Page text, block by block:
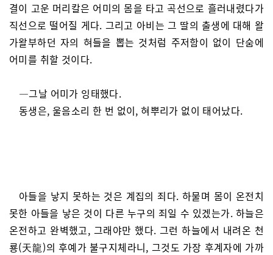
결이 고운 머리칼은 어미의 몸을 타고 곡선으로 흘러내렸다가
직선으로 떨어질 게다. 그리고 아비는 그 딸의 출생에 대해 왈
가왈부하던 자의 혀들을 뽑는 것처럼 주저함이 없이 단숨에
어미를 취할 것이다.
—그날 어미가 잉태했다.
동생은, 울음소리 한 번 없이, 혀뿌리가 없이 태어났다.
아들을 낳지 못하는 것은 계집의 죄다. 하물며 몸이 온전치
못한 아들을 낳은 것이 다른 누구의 죄일 수 있겠는가. 하늘은
온전하고 완벽했고, 그래야만 했다. 그런 하늘에서 내려온 천
룡(天龍)의 후예가 불구지체라니, 그것도 가장 후계자에 가까